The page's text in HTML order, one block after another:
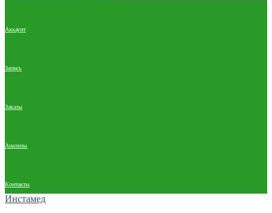
Аккаунт
Запись
Заказы
Анализы
Контакты
Инстамед